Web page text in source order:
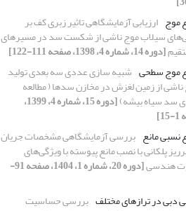
موج ارزیابی آزمایشگاهی تاثیر زبری کف بر
سیلاب موج ناشی از شکست سد در مسیر‌های
[دوره 14، شماره 4، 1398، صفحه 111-122]
موج سطحی شبیه سازی عددی سه بعدی تولید
ناشی از زمین لغزش در مخازن سدها ( مطالعه
سد سیاه بیشه) [دوره 15، شماره 4، 1399،
نسبی مانع بررسی آزمایشگاهی مشخصات جریان
پلکانی با نصب مانع پیوسته با ویژگی‌های
هندسی [دوره 20، شماره 1، 1404، صفحه 91-
دبی در ترازهای مختلف بررسی حساسیت